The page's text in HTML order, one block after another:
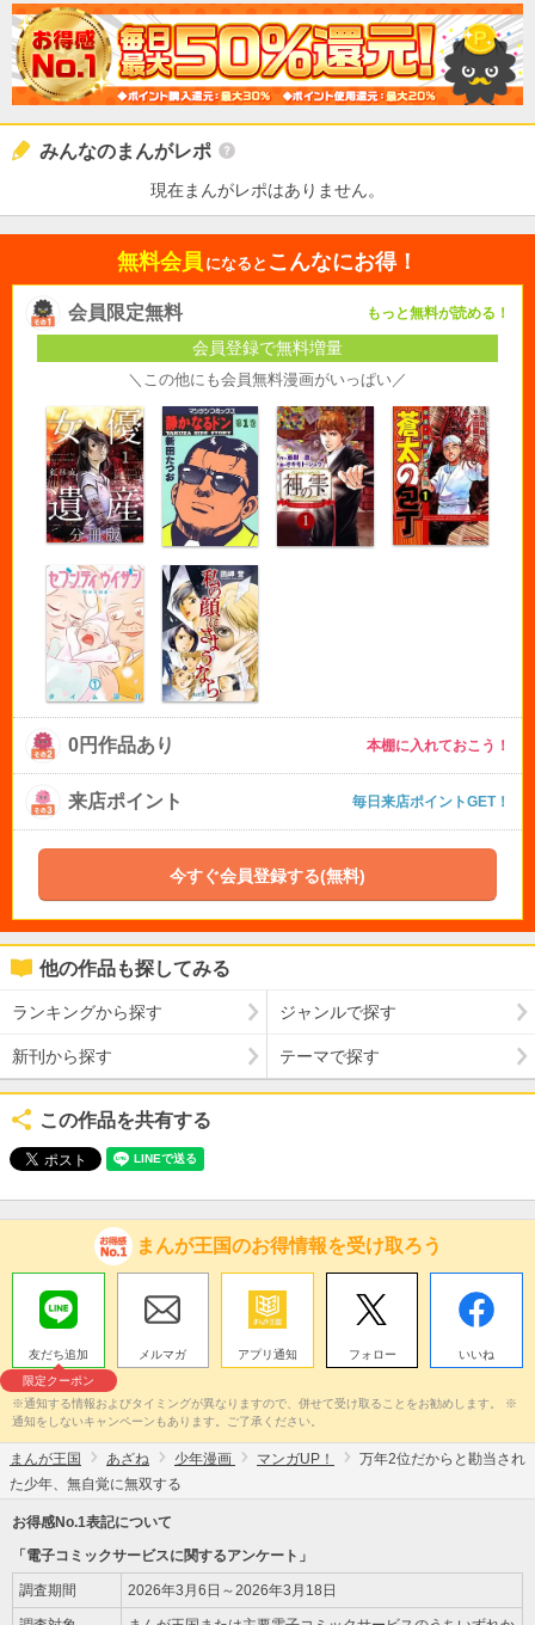
みんなのまんがレポ
現在まんがレポはありません。
無料会員 になると こんなにお得！
会員限定無料 もっと無料が読める！
会員登録で無料増量
＼この他にも会員無料漫画がいっぱい／
0円作品あり 本棚に入れておこう！
来店ポイント 毎日来店ポイントGET！
今すぐ会員登録する(無料)
他の作品も探してみる
ランキングから探す ジャンルで探す
新刊から探す テーマで探す
この作品を共有する
まんが王国のお得情報を受け取ろう
友だち追加
限定クーポン
メルマガ アプリ通知 フォロー いいね
※通知する情報およびタイミングが異なりますので、併せて受け取ることをお勧めします。 ※
通知をしないキャンペーンもあります。ご了承ください。
まんが王国 あざね 少年漫画 マンガUP！
万年2位だからと勘当され
た少年、無自覚に無双する
お得感No.1表記について
「電子コミックサービスに関するアンケート」
調査期間 2026年3月6日～2026年3月18日